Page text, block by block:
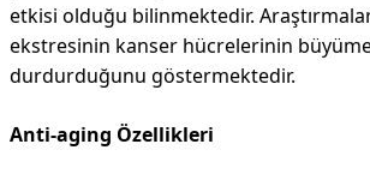
etkisi olduğu bilinmektedir.
ekstresinin kanser hücrelerinin
durdurduğunu göstermektedir.
Anti-aging Özellikleri